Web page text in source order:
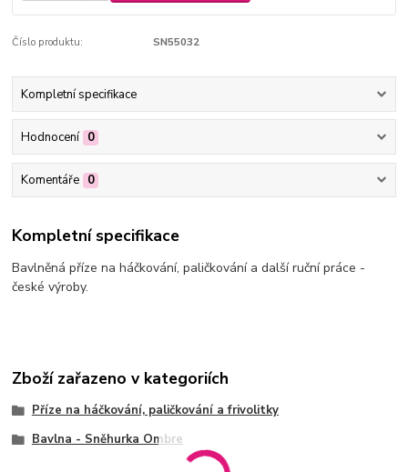
Číslo produktu: SN55032
Kompletní specifikace
Hodnocení 0
Komentáře 0
Kompletní specifikace
Bavlněná příze na háčkování, paličkování a další ruční práce -
české výroby.
Zboží zařazeno v kategoriích
Příze na háčkování, paličkování a frivolitky
Bavlna - Sněhurka Ombre